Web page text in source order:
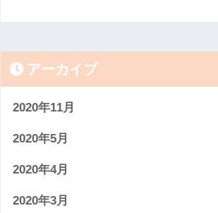
アーカイブ
2020年11月
2020年5月
2020年4月
2020年3月